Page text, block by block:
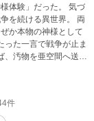
」だった。 気づ
続ける異世界。 両
か本物の神様として
、人間と魔族の世界
件